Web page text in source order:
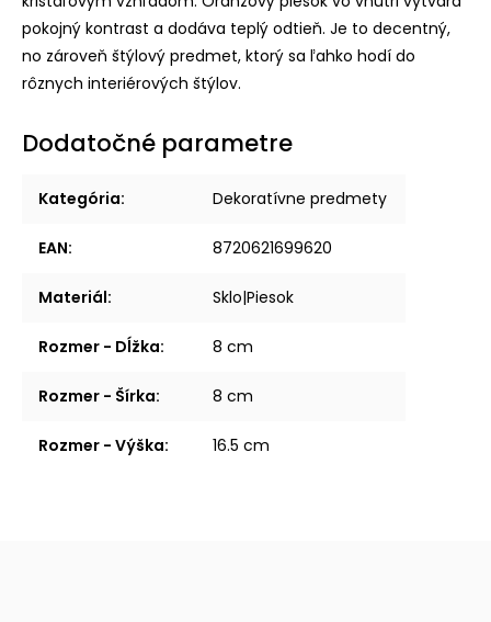
pokojný kontrast a dodáva teplý odtieň. Je to decentný,
no zároveň štýlový predmet, ktorý sa ľahko hodí do
rôznych interiérových štýlov.
Dodatočné parametre
Kategória: Dekoratívne predmety
EAN: 8720621699620
Materiál: Sklo|Piesok
Rozmer - Dĺžka: 8 cm
Rozmer - Šírka: 8 cm
Rozmer - Výška: 16.5 cm